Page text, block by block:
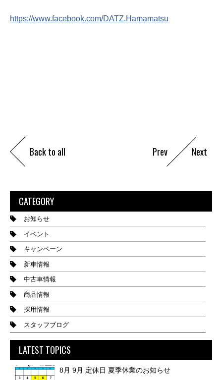
https://www.facebook.com/DATZ.Hamamatsu
Back to all Prev Next
CATEGORY
お知らせ
イベント
キャンペーン
新車情報
中古車情報
商品情報
採用情報
スタッフブログ
LATEST TOPICS
8月 9月 定休日 夏季休業のお知らせ